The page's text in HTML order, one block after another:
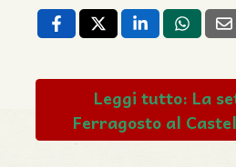
Leggi tutto: La
Ferragosto al